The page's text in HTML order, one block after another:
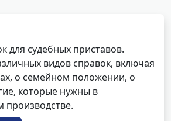
для судебных приставов.
видов справок, включая
о семейном положении, о
которые нужны в
производстве.